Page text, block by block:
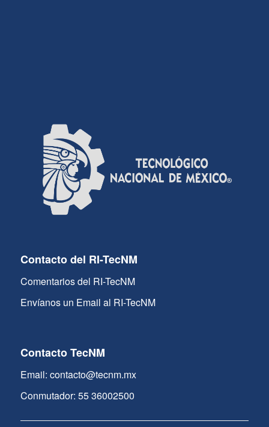
Contacto del RI-TecNM
Comentarios del RI-TecNM
Envíanos un Email al RI-TecNM
Contacto TecNM
Email: contacto@tecnm.mx
Conmutador: 55 36002500